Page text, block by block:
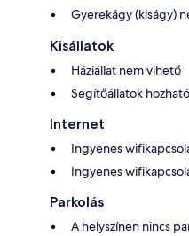
Gyerekágy (kiságy)
Kisállatok
Háziállat nem vihető
Segítőállatok
Internet
Ingyenes
Ingyenes
Parkolás
A helyszínen nincs